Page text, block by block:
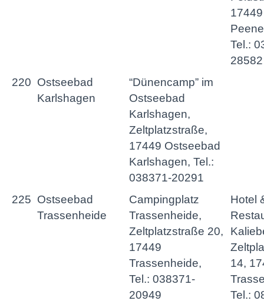
17449
Tel.:
28582
220 Ostseebad
Karlshagen
“Dünencamp” im
Ostseebad
Karlshagen,
Zeltplatzstraße,
17449 Ostseebad
Karlshagen, Tel.:
038371-20291
225 Ostseebad
Trassenheide
Campingplatz
Trassenheide,
Zeltplatzstraße 20,
17449
Trassenheide,
Tel.: 038371-
20949
Hotel
14,
Tel.: